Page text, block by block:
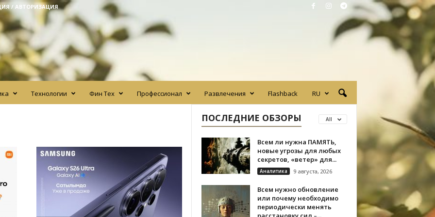
/ АВТОРИЗАЦИЯ
Технологии Фин Тех Профессионал Развлечения Flashback RU
ПОСЛЕДНИЕ ОБЗОРЫ All
Всем ли нужна ПАМЯТЬ,
новые угрозы для любых
секретов, «ветер» для...
Аналитика 9 августа, 2026
Всем нужно обновление
или почему необходимо
периодически менять